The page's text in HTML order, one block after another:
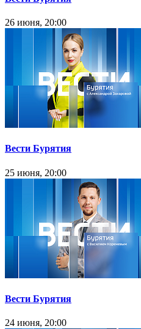
26 июня, 20:00
Вести Бурятия
25 июня, 20:00
Вести Бурятия
24 июня, 20:00